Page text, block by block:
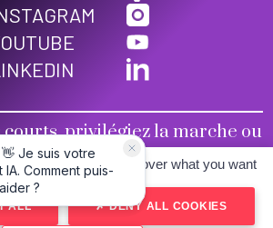
privilégiez la marche ou
le vélo
générales de vente
Mentions légales
de confidentialité
and gives you control over what you want
ALL DENY ALL COOKIES